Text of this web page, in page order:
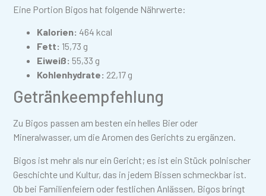
Eine Portion Bigos hat folgende Nährwerte:
Kalorien: 464 kcal
Fett: 15,73 g
Eiweiß: 55,33 g
Kohlenhydrate: 22,17 g
Getränkeempfehlung
Zu Bigos passen am besten ein helles Bier oder
Mineralwasser, um die Aromen des Gerichts zu ergänzen.
Bigos ist mehr als nur ein Gericht; es ist ein Stück polnischer
Geschichte und Kultur, das in jedem Bissen schmeckbar ist.
Ob bei Familienfeiern oder festlichen Anlässen, Bigos bringt